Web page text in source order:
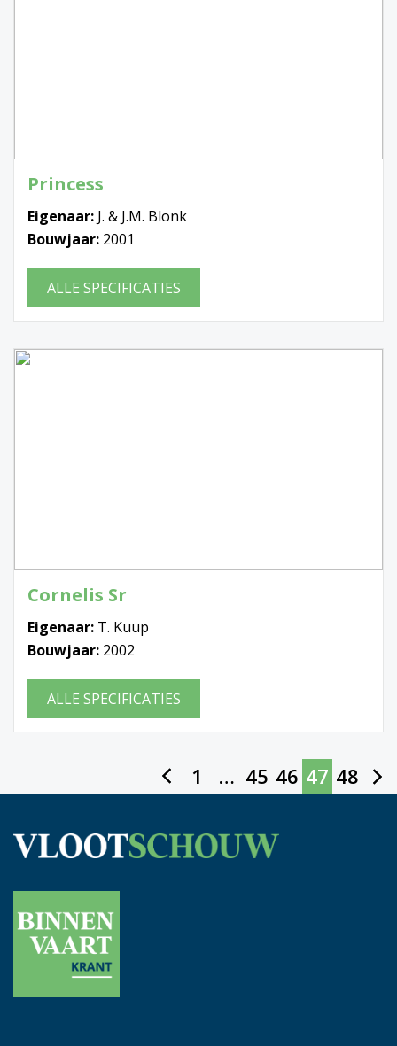
Princess
Eigenaar: J. & J.M. Blonk
Bouwjaar: 2001
ALLE SPECIFICATIES
Cornelis Sr
Eigenaar: T. Kuup
Bouwjaar: 2002
ALLE SPECIFICATIES
1 … 45 46 47 48